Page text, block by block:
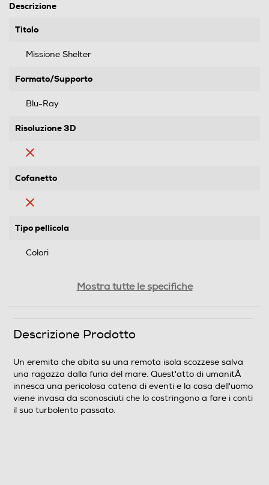
Descrizione
Titolo
Missione Shelter
Formato/Supporto
Blu-Ray
Risoluzione 3D
Cofanetto
Tipo pellicola
Colori
Cast del film
Jason Statham, Bodhi Rae Breathnach, Naomi Ackie,
Bill Nighy, Harriet Walter
Mostra tutte le specifiche
Descrizione Prodotto
Un eremita che abita su una remota isola scozzese salva
una ragazza dalla furia del mare. Quest'atto di umanitÃ
innesca una pericolosa catena di eventi e la casa dell'uomo
viene invasa da sconosciuti che lo costringono a fare i conti
il suo turbolento passato.